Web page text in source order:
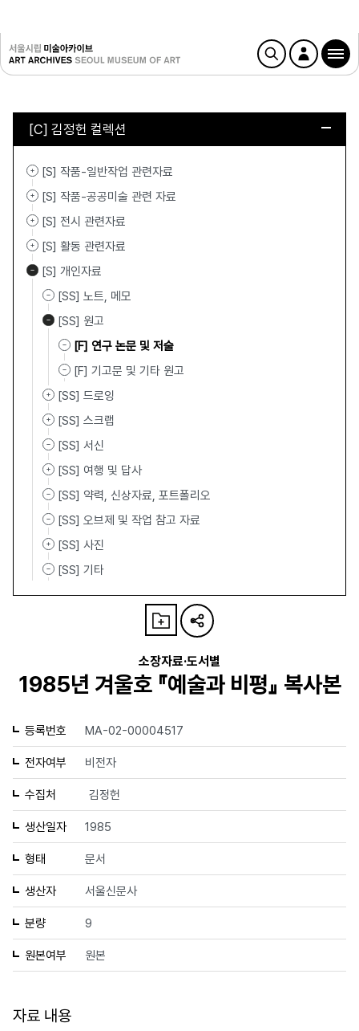
[C] 김정헌 컬렉션
[S] 작품-일반작업 관련자료
[S] 작품-공공미술 관련 자료
[S] 전시 관련자료
[S] 활동 관련자료
[S] 개인자료
[SS] 노트, 메모
[SS] 원고
[F] 연구 논문 및 저술
[F] 기고문 및 기타 원고
[SS] 드로잉
[SS] 스크랩
[SS] 서신
[SS] 여행 및 답사
[SS] 약력, 신상자료, 포트폴리오
[SS] 오브제 및 작업 참고 자료
[SS] 사진
[SS] 기타
소장자료·도서별
1985년 겨울호 『예술과 비평』 복사본
등록번호 MA-02-00004517
전자여부 비전자
수집처 김정헌
생산일자 1985
형태 문서
생산자 서울신문사
분량 9
원본여부 원본
자료 내용